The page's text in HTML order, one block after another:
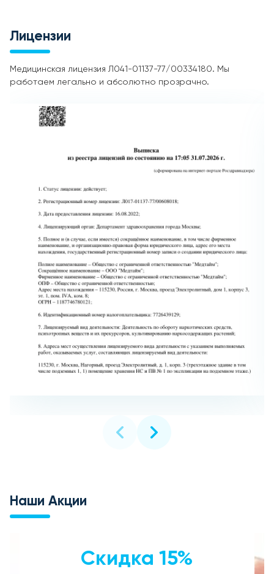
Лицензии
Медицинская лицензия Л041-01137-77/00334180. Мы
работаем легально и абсолютно прозрачно.
Наши Акции
Скидка 15%